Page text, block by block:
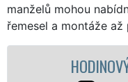
manželů mohou
řemesel a montáže